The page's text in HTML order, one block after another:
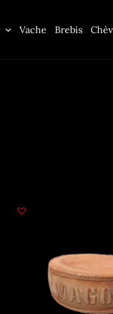
Vache Brebis